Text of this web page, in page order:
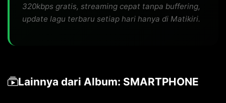
320kbps gratis, streaming cepat tanpa buffering,
update lagu terbaru setiap hari hanya di Matikiri.
Lainnya dari Album: SMARTPHONE